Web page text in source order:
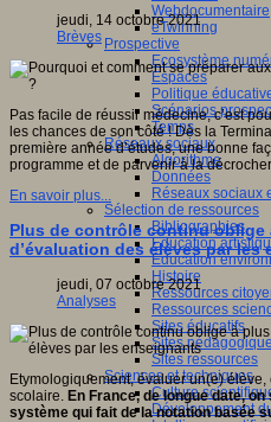
Webdocumentaire
eTwinning
Prospective
Ecosystème
Espaces
Politique
Scénarios
Temps
Réseaux sociaux
Algorithme
Données
Réseaux sociaux
Sélection de ressources
Bibliographies
Education
Education
Histoire
Ressources
Ressources
Sites éducatifs
Sites
Sites ressources
Sciences et techniques
Culture
Développement
jeudi, 14 octobre 2021
Brèves
Pas facile de réussir médecine, c’est
les chances de son côté ! Dès la
première année d’études, une bonne
programme et de parvenir à la
En savoir plus...
Plus de contrôle continu oblige
d’évaluation des élèves par les
jeudi, 07 octobre 2021
Analyses
Etymologiquement, évaluer un(e)
scolaire. En France, de longue date,
système qui fait de la notation basée